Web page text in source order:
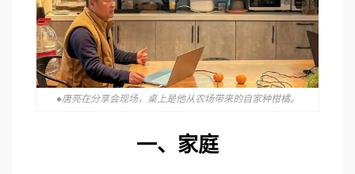
●唐亮在分享会现场，桌上是他从农场带来的自家种柑橘。
一、 家庭